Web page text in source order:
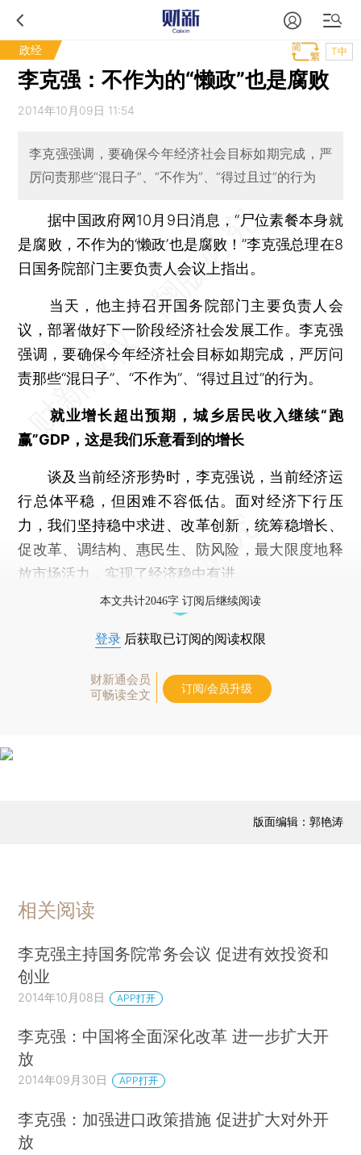
政经 T中
李克强：不作为的“懒政”也是腐败
2014年10月09日 11:54
李克强强调，要确保今年经济社会目标如期完成，严
厉问责那些“混日子”、“不作为”、“得过且过”的行为
据中国政府网10月9日消息，“尸位素餐本身就
是腐败，不作为的‘懒政’也是腐败！”李克强总理在8
日国务院部门主要负责人会议上指出。
当天，他主持召开国务院部门主要负责人会
议，部署做好下一阶段经济社会发展工作。李克强
强调，要确保今年经济社会目标如期完成，严厉问
责那些“混日子”、“不作为”、“得过且过”的行为。
就业增长超出预期，城乡居民收入继续“跑
赢”GDP，这是我们乐意看到的增长
谈及当前经济形势时，李克强说，当前经济运
行总体平稳，但困难不容低估。面对经济下行压
力，我们坚持稳中求进、改革创新，统筹稳增长、
促改革、调结构、惠民生、防风险，最大限度地释
放市场活力，实现了经济稳中有进。
本文共计2046字 订阅后继续阅读
登录 后获取已订阅的阅读权限
财新通会员
可畅读全文
订阅/会员升级
版面编辑：郭艳涛
相关阅读
李克强主持国务院常务会议 促进有效投资和
创业
2014年10月08日 APP打开
李克强：中国将全面深化改革 进一步扩大开
放
2014年09月30日 APP打开
李克强：加强进口政策措施 促进扩大对外开
放